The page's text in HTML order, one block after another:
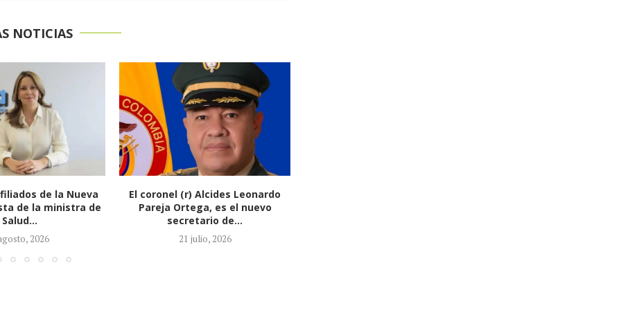
NOTICIAS
Alcides Leonardo
es el nuevo
de...
julio, 2026
Honorio Henríquez fue elegido
como nuevo presidente del
Senado
21 julio, 2026